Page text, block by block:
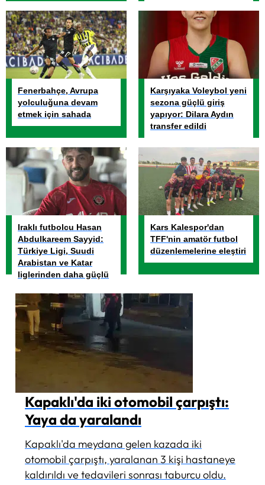
Fenerbahçe, Avrupa
yolculuğuna devam
etmek için sahada
Karşıyaka Voleybol yeni
sezona güçlü giriş
yapıyor: Dilara Aydın
transfer edildi
Iraklı futbolcu Hasan
Abdulkareem Sayyid:
Türkiye Ligi, Suudi
Arabistan ve Katar
liglerinden daha güçlü
Kars Kalespor'dan
TFF'nin amatör futbol
düzenlemelerine eleştiri
Kapaklı'da iki otomobil çarpıştı:
Yaya da yaralandı
Kapaklı'da meydana gelen kazada iki
otomobil çarpıştı, yaralanan 3 kişi hastaneye
kaldırıldı ve tedavileri sonrası taburcu oldu.